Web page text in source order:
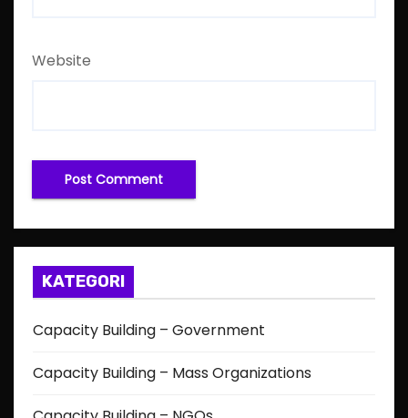
Website
KATEGORI
Capacity Building – Government
Capacity Building – Mass Organizations